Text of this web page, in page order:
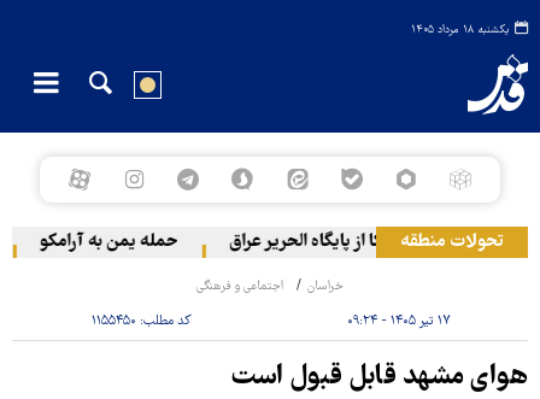
یکشنبه ۱۸ مرداد ۱۴۰۵
تحولات منطقه
خروج گام‌به‌گام آمریکا از پایگاه الحریر عراق حمله یمن به آرامکو
خراسان اجتماعی و فرهنگی
۱۷ تیر ۱۴۰۵ - ۰۹:۲۴ کد مطلب: ۱۱۵۵۴۵۰
هوای مشهد قابل قبول است